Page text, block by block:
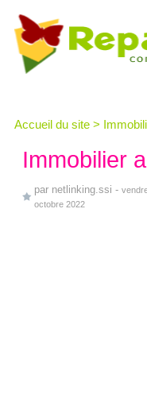
Accueil du site >
Immobilier
par netlinking.ssi -
octobre 2022